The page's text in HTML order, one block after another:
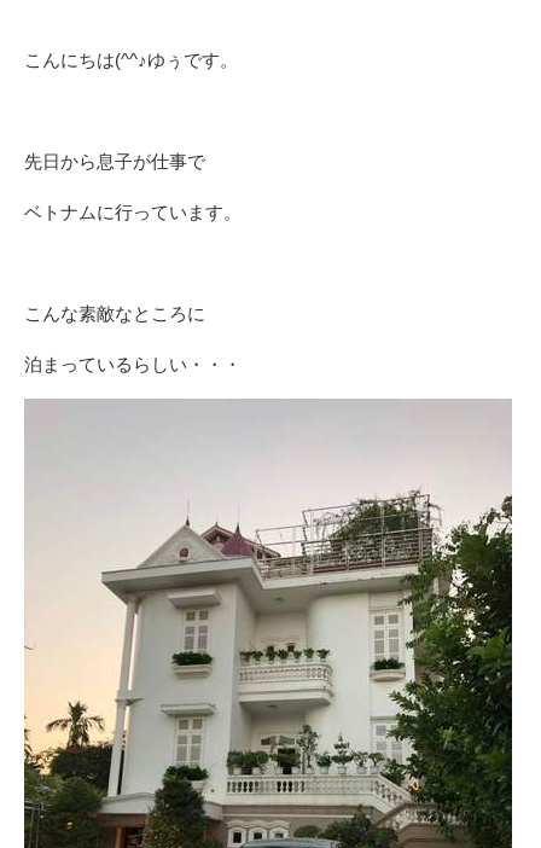
こんにちは(^^♪ゆぅです。
先日から息子が仕事で
ベトナムに行っています。
こんな素敵なところに
泊まっているらしい・・・